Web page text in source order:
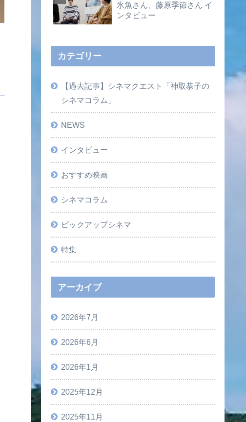
氷魚さん、藤原季節さん イ
ンタビュー
カテゴリー
【過去記事】シネマクエスト「神取恭子の
シネマコラム」
NEWS
インタビュー
おすすめ映画
シネマコラム
ピックアップシネマ
特集
アーカイブ
2026年7月
2026年6月
2026年1月
2025年12月
2025年11月